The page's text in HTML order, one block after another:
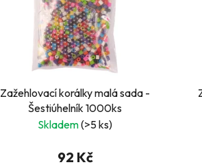
Zažehlovací korálky malá sada -
Šestiúhelník 1000ks
Skladem(>5 ks)
92 Kč